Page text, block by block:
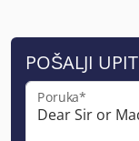
POŠALJI UPIT
Poruka*